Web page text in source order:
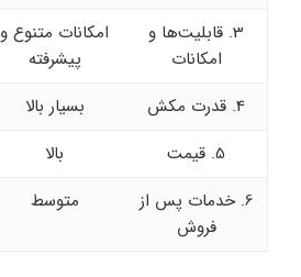
3. قابلیت‌ها و
امکانات
امکانات متنوع و
پیشرفته
4. قدرت مکش
بسیار بالا
5. قیمت
بالا
6. خدمات پس از
فروش
متوسط